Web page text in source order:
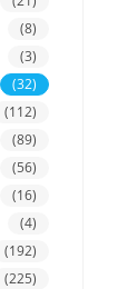
(8)
(3)
(32)
(112)
(89)
(56)
(16)
(4)
(192)
(225)